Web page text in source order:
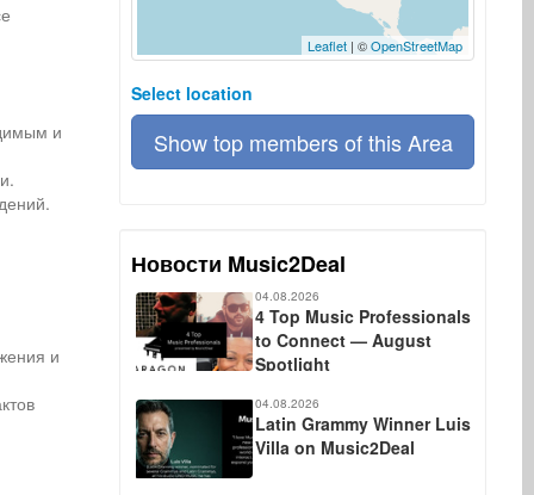
и
и
Leaflet| ©OpenStreetMap
Select location
Show top members of this Area
Новости Music2Deal
04.08.2026
4 Top Music Professionals
to Connect — August
Spotlight
04.08.2026
Latin Grammy Winner Luis
Villa on Music2Deal